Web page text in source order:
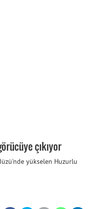
çıkıyor
yükselen Huzurlu